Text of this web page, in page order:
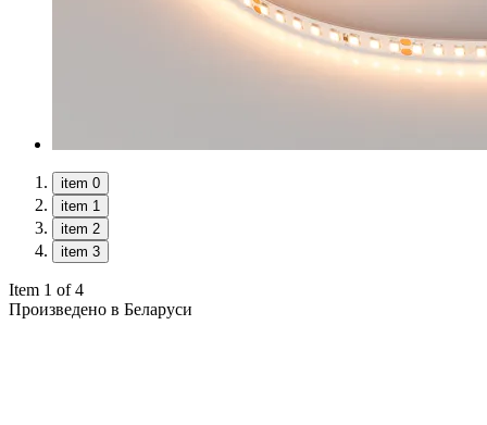
item 0
item 1
item 2
item 3
Item 1 of 4
Произведено в Беларуси